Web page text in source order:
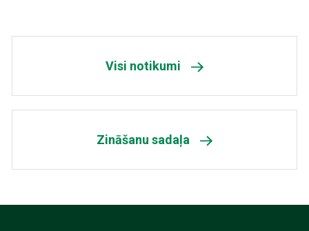
Visi notikumi
Zināšanu sadaļa